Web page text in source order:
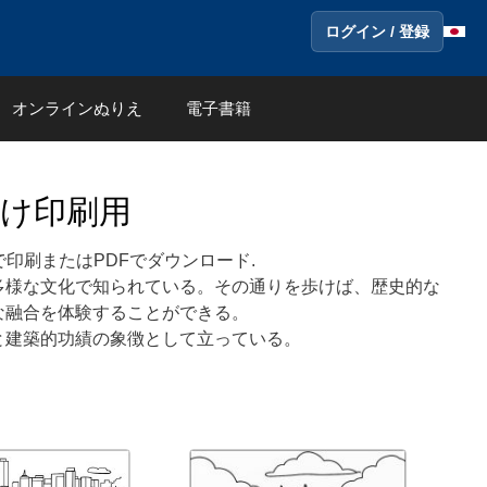
ログイン / 登録
オンラインぬりえ 電子書籍
印刷用
刷またはPDFでダウンロード.
な文化で知られている。その通りを歩けば、歴史的な
合を体験することができる。
築的功績の象徴として立っている。